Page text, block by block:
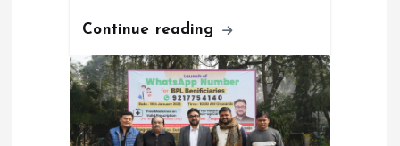
Continue reading